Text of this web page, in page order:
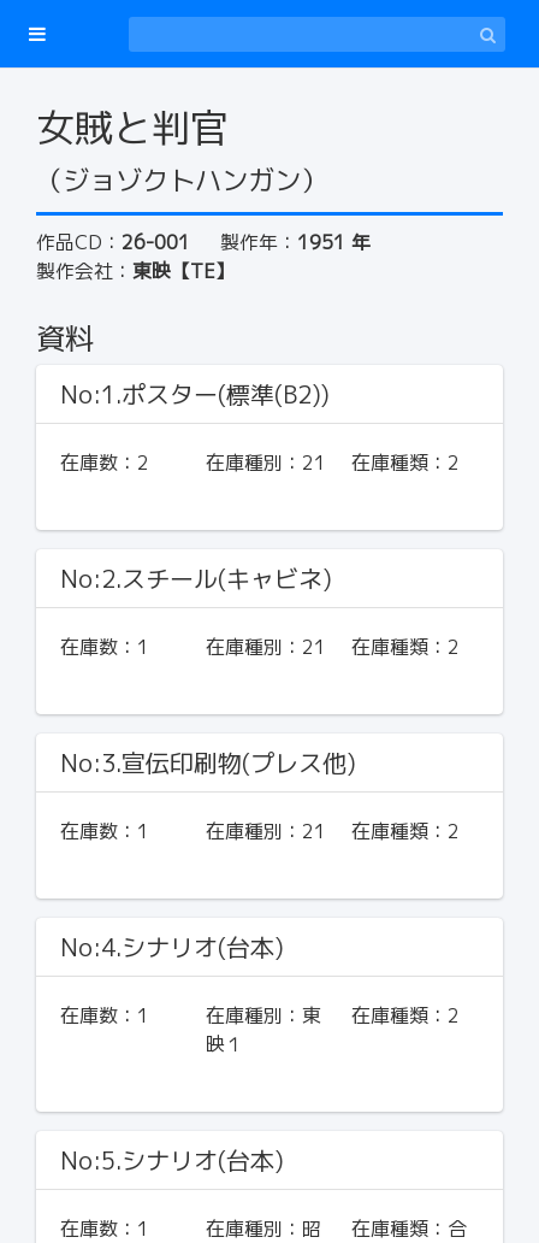
女賊と判官
（ジョゾクトハンガン）
作品CD： 26-001 製作年： 1951 年
製作会社： 東映【TE】
資料
No:1.ポスター(標準(B2))
在庫数： 2 在庫種別： 21 在庫種類： 2
No:2.スチール(キャビネ)
在庫数： 1 在庫種別： 21 在庫種類： 2
No:3.宣伝印刷物(プレス他)
在庫数： 1 在庫種別： 21 在庫種類： 2
No:4.シナリオ(台本)
在庫数： 1 在庫種別： 東
映１
在庫種類： 2
No:5.シナリオ(台本)
在庫数： 1 在庫種別： 昭
在庫種類： 合